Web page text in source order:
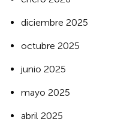
diciembre 2025
octubre 2025
junio 2025
mayo 2025
abril 2025